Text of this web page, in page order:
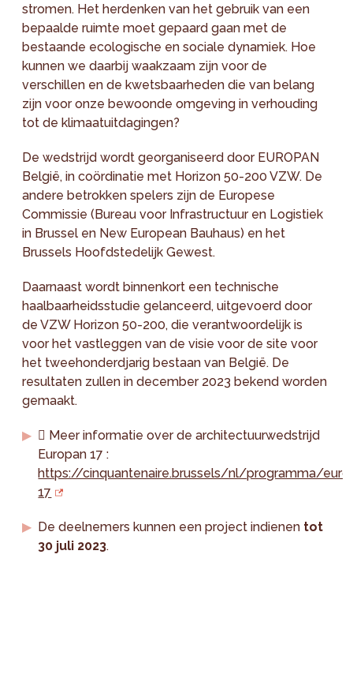
stromen. Het herdenken van het gebruik van een
bepaalde ruimte moet gepaard gaan met de
bestaande ecologische en sociale dynamiek. Hoe
kunnen we daarbij waakzaam zijn voor de
verschillen en de kwetsbaarheden die van belang
zijn voor onze bewoonde omgeving in verhouding
tot de klimaatuitdagingen?
De wedstrijd wordt georganiseerd door EUROPAN
België, in coördinatie met Horizon 50-200 VZW. De
andere betrokken spelers zijn de Europese
Commissie (Bureau voor Infrastructuur en Logistiek
in Brussel en New European Bauhaus) en het
Brussels Hoofdstedelijk Gewest.
Daarnaast wordt binnenkort een technische
haalbaarheidsstudie gelanceerd, uitgevoerd door
de VZW Horizon 50-200, die verantwoordelijk is
voor het vastleggen van de visie voor de site voor
het tweehonderdjarig bestaan van België. De
resultaten zullen in december 2023 bekend worden
gemaakt.
 Meer informatie over de architectuurwedstrijd
Europan 17 :
https://cinquantenaire.brussels/nl/programma/
17
De deelnemers kunnen een project indienen tot
30 juli 2023.